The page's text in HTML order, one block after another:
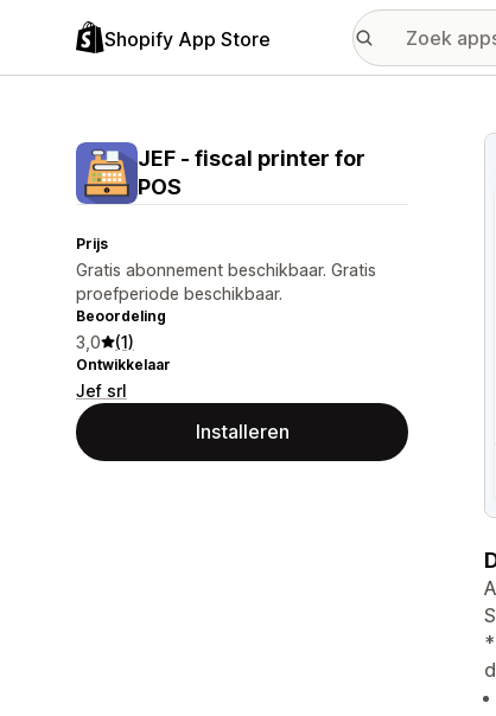
Shopify App Store
JEF ‑ fiscal printer for
POS
Prijs
Gratis abonnement beschikbaar. Gratis
proefperiode beschikbaar.
Beoordeling
3,0 (1)
Ontwikkelaar
Jef srl
Installeren